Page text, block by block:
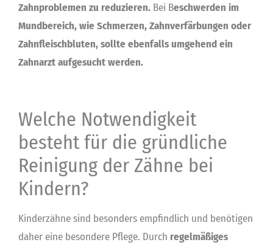
Zahnproblemen zu reduzieren. Bei Beschwerden im
Mundbereich, wie Schmerzen, Zahnverfärbungen oder
Zahnfleischbluten, sollte ebenfalls umgehend ein
Zahnarzt aufgesucht werden.
Welche Notwendigkeit
besteht für die gründliche
Reinigung der Zähne bei
Kindern?
Kinderzähne sind besonders empfindlich und benötigen
daher eine besondere Pflege. Durch regelmäßiges